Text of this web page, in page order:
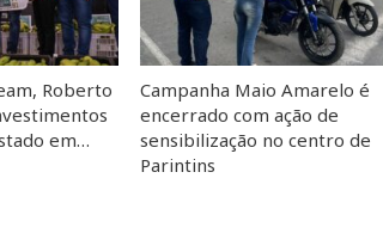
Roberto
em…
Campanha Maio Amarelo é
encerrado com ação de
sensibilização no centro de
Parintins